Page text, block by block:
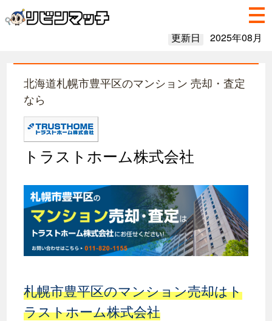
更新日 2025年08月
北海道札幌市豊平区のマンション 売却・査定
なら
トラストホーム株式会社
札幌市豊平区のマンション売却はト
ラストホーム株式会社